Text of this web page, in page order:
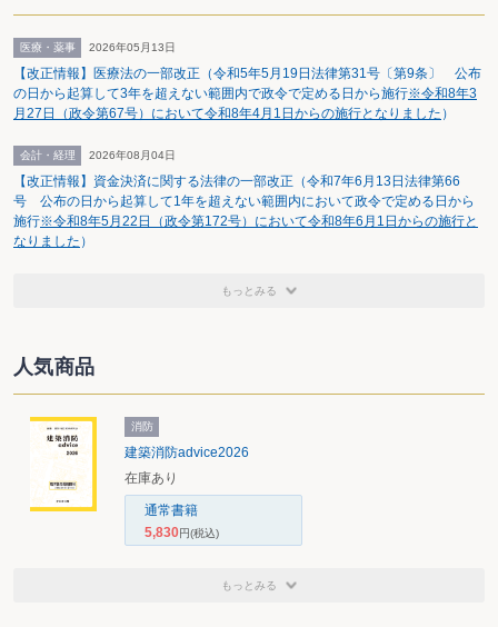
医療・薬事 2026年05月13日
【改正情報】医療法の一部改正（令和5年5月19日法律第31号〔第9条〕 公布
の日から起算して3年を超えない範囲内で政令で定める日から施行※令和8年3
月27日（政令第67号）において令和8年4月1日からの施行となりました ）
会計・経理 2026年08月04日
【改正情報】資金決済に関する法律の一部改正（令和7年6月13日法律第66
号 公布の日から起算して1年を超えない範囲内において政令で定める日から
施行※令和8年5月22日（政令第172号）において令和8年6月1日からの施行と
なりました ）
もっとみる
人気商品
消防
建築消防advice2026
在庫あり
通常書籍
5,830円(税込)
もっとみる